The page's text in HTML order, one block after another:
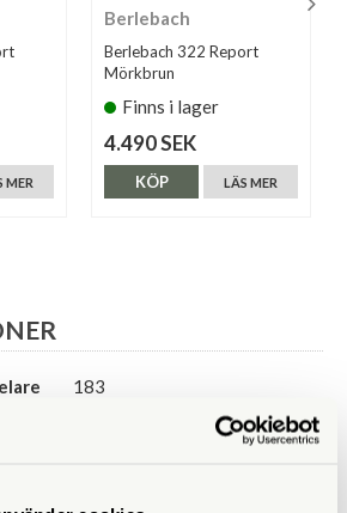
MER
Berlebach
Berlebach 322 Report
Mörkbrun
Finns i lager
4.490 SEK
LÄS MER
KÖP
183